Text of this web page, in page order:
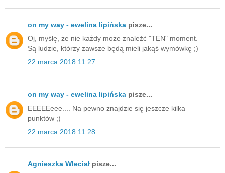
on my way - ewelina lipińska pisze...
Oj, myślę, że nie każdy może znaleźć "TEN" moment.
Są ludzie, którzy zawsze będą mieli jakąś wymówkę ;)
22 marca 2018 11:27
on my way - ewelina lipińska pisze...
EEEEEeee.... Na pewno znajdzie się jeszcze kilka
punktów ;)
22 marca 2018 11:28
Agnieszka Wleciał pisze...